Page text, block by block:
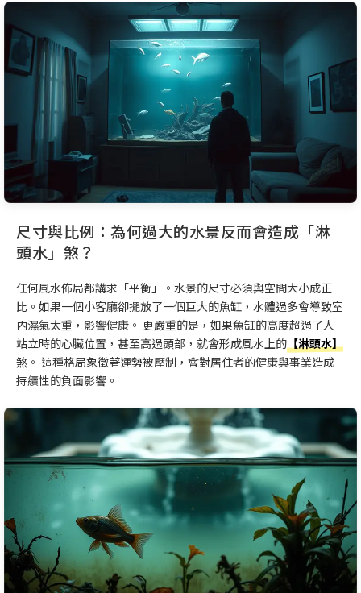
尺寸與比例：為何過大的水景反而會造成「淋
頭水」煞？
任何風水佈局都講求「平衡」。水景的尺寸必須與空間大小成正
比。如果一個小客廳卻擺放了一個巨大的魚缸，水體過多會導致室
內濕氣太重，影響健康。 更嚴重的是，如果魚缸的高度超過了人
站立時的心臟位置，甚至高過頭部，就會形成風水上的 【淋頭水】
煞。 這種格局象徵著運勢被壓制，會對居住者的健康與事業造成
持續性的負面影響。